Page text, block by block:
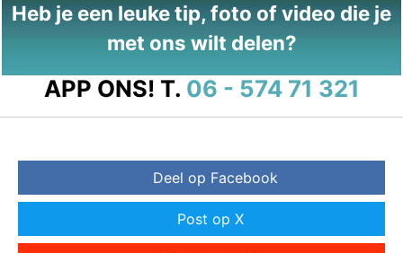
Heb je een leuke tip, foto of video die je
met ons wilt delen?
APP ONS! T. 06 - 574 71 321
Deel op Facebook
Post op X